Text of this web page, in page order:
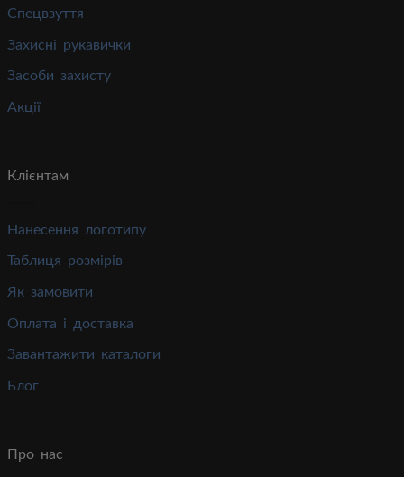
Спецвзуття
Захисні рукавички
Засоби захисту
Акції
Клієнтам
Нанесення логотипу
Таблиця розмірів
Як замовити
Оплата і доставка
Завантажити каталоги
Блог
Про нас